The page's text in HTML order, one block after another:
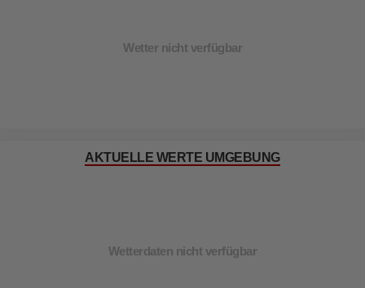
Wetter nicht verfügbar
AKTUELLE WERTE UMGEBUNG
Wetterdaten nicht verfügbar